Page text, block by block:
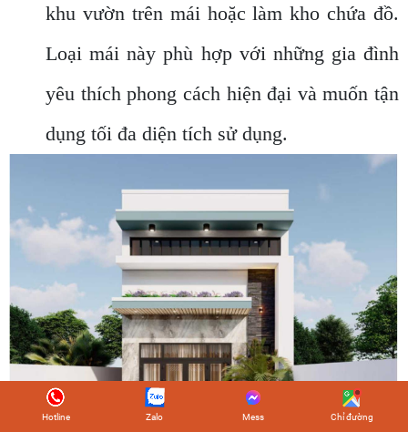
khu vườn trên mái hoặc làm kho chứa đồ.
Loại mái này phù hợp với những gia đình
yêu thích phong cách hiện đại và muốn tận
dụng tối đa diện tích sử dụng.
Hotline Zalo Mess Chỉ đường